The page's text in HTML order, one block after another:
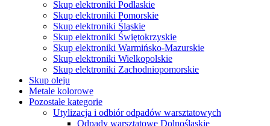
Skup elektroniki Podlaskie
Skup elektroniki Pomorskie
Skup elektroniki Śląskie
Skup elektroniki Świętokrzyskie
Skup elektroniki Warmińsko-Mazurskie
Skup elektroniki Wielkopolskie
Skup elektroniki Zachodniopomorskie
Skup oleju
Metale kolorowe
Pozostałe kategorie
Utylizacja i odbiór odpadów warsztatowych
Odpady warsztatowe Dolnośląskie